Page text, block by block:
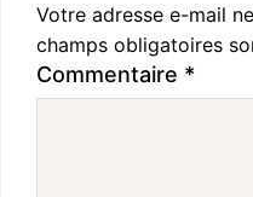
Votre adresse e-mail
champs obligatoires
Commentaire *